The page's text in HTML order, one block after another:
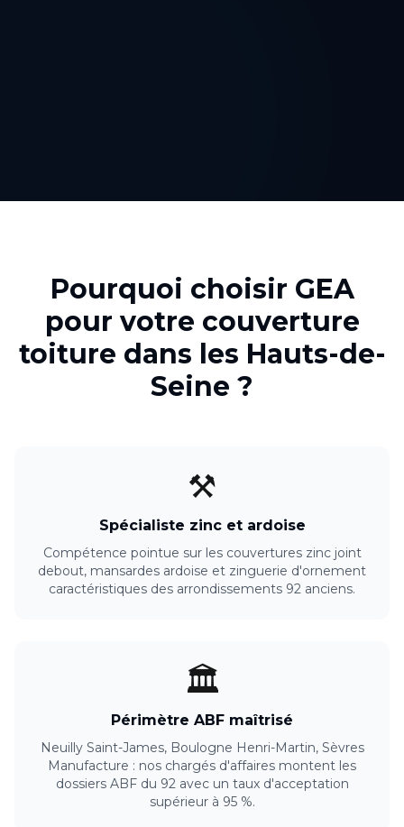
Pourquoi choisir GEA
pour votre couverture
toiture dans les Hauts-de-
Seine ?
⚒️
Spécialiste zinc et ardoise
Compétence pointue sur les couvertures zinc joint
debout, mansardes ardoise et zinguerie d'ornement
caractéristiques des arrondissements 92 anciens.
🏛️
Périmètre ABF maîtrisé
Neuilly Saint-James, Boulogne Henri-Martin, Sèvres
Manufacture : nos chargés d'affaires montent les
dossiers ABF du 92 avec un taux d'acceptation
supérieur à 95 %.